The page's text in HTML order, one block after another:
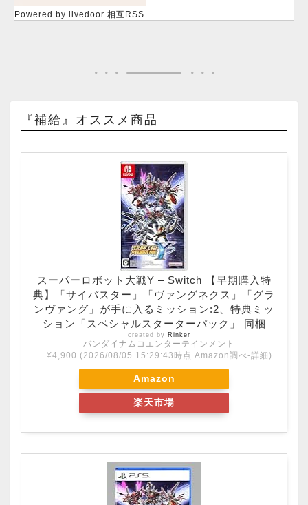
Powered by livedoor 相互RSS
『補給』オススメ商品
スーパーロボット大戦Y – Switch 【早期購入特
典】「サイバスター」「ヴァングネクス」「グラ
ンヴァング」が手に入るミッション:2、特典ミッ
ション「スペシャルスターターパック」 同梱
created by Rinker
バンダイナムコエンターテインメント
¥4,900 (2026/08/05 15:29:43時点 Amazon調べ-詳細)
Amazon
楽天市場